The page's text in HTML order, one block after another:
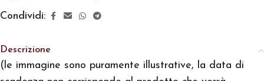
Condividi:
Descrizione
(le immagine sono puramente illustrative, la data di